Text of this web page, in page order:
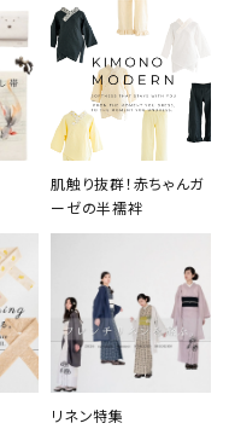
肌触り抜群！赤ちゃんガ
ーゼの半襦袢
リネン特集